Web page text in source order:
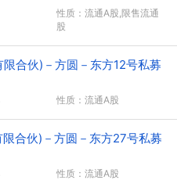
性质：流通A股,限售流通
股
合伙)－方圆－东方12号私募
性质：流通A股
合伙)－方圆－东方27号私募
性质：流通A股